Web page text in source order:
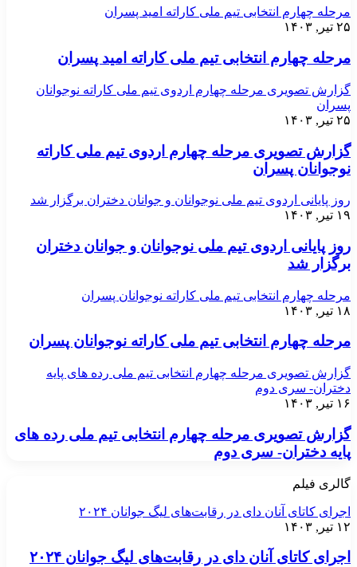
مرحله چهارم انتخابی تیم ملی کاراته امید پسران
۲۵ تیر, ۱۴۰۳
مرحله چهارم انتخابی تیم ملی کاراته امید پسران
گزارش تصویری مرحله چهارم اردوی تیم ملی کاراته نوجوانان
پسران
۲۵ تیر, ۱۴۰۳
گزارش تصویری مرحله چهارم اردوی تیم ملی کاراته
نوجوانان پسران
روز پایانی اردوی تیم ملی نوجوانان و جوانان دختران برگزار شد
۱۹ تیر, ۱۴۰۳
روز پایانی اردوی تیم ملی نوجوانان و جوانان دختران
برگزار شد
مرحله چهارم انتخابی تیم ملی کاراته نوجوانان پسران
۱۸ تیر, ۱۴۰۳
مرحله چهارم انتخابی تیم ملی کاراته نوجوانان پسران
گزارش تصویری مرحله چهارم انتخابی تیم ملی رده های پایه
دختران- سری دوم
۱۶ تیر, ۱۴۰۳
گزارش تصویری مرحله چهارم انتخابی تیم ملی رده های
پایه دختران- سری دوم
گالری فیلم
اجرای کاتای آنان دای در رقابت‌های لیگ جوانان ۲۰۲۴
۱۲ تیر, ۱۴۰۳
اجرای کاتای آنان دای در رقابت‌های لیگ جوانان ۲۰۲۴